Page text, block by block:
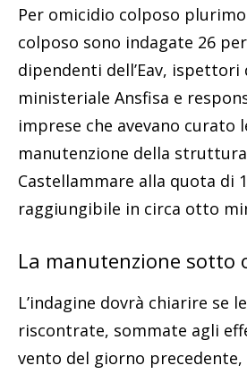
Per omicidio colposo
colposo sono indagate 26
dipendenti dell’Eav, ispettori
ministeriale Ansfisa e
imprese che avevano curato
manutenzione della
Castellammare alla quota di
raggiungibile in circa otto
La manutenzione sotto
L’indagine dovrà chiarire se
riscontrate, sommate agli
vento del giorno